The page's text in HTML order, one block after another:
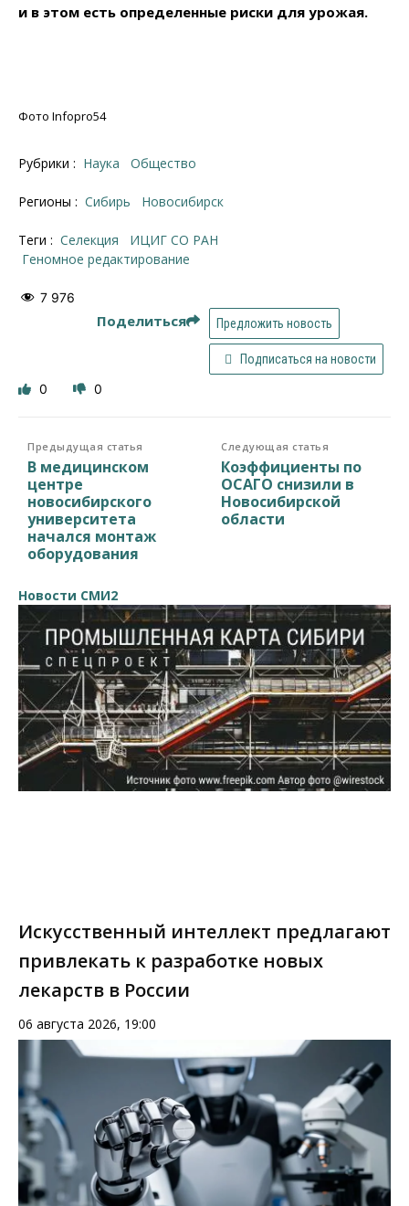
и в этом есть определенные риски для урожая.
Фото Infopro54
Рубрики : Наука Общество
Регионы : Сибирь Новосибирск
Теги : селекция
ИЦИГ СО РАН
геномное редактирование
7 976
Поделиться Предложить новость
Подписаться на новости
0 0
Предыдущая статья
В медицинском
центре
новосибирского
университета
начался монтаж
оборудования
Следующая статья
Коэффициенты по
ОСАГО снизили в
Новосибирской
области
Новости СМИ2
Искусственный интеллект предлагают
привлекать к разработке новых
лекарств в России
06 августа 2026, 19:00